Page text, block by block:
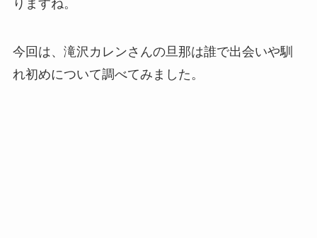
りますね。
今回は、滝沢カレンさんの旦那は誰で出会いや馴
れ初めについて調べてみました。